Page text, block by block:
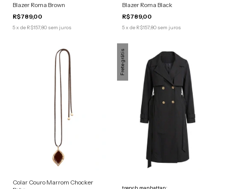
Blazer Roma Brown
R$789,00
5x de R$157,80 sem juros
Blazer Roma Black
R$789,00
5x de R$157,80 sem juros
Colar Couro Marrom Chocker
Frete grátis
trench manhattan: